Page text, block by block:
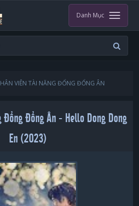
Danh Mục
VIÊN TÀI NĂNG ĐỔNG ĐỔNG ÂN
Đổng Đổng Ân - Hello Dong Dong
En (2023)